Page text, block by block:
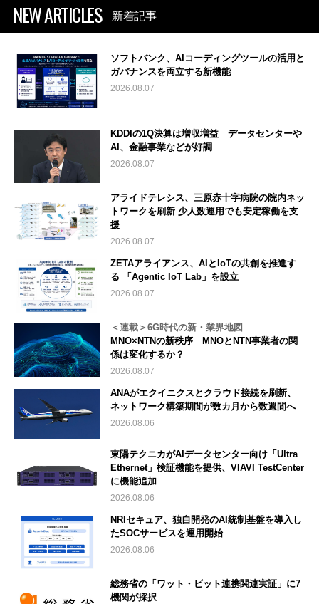
NEW ARTICLES 新着記事
ソフトバンク、AIコーディングツールの活用と
ガバナンスを両立する新機能
2026.08.07
KDDIの1Q決算は増収増益 データセンターや
AI、金融事業などが好調
2026.08.07
アライドテレシス、三原赤十字病院の院内ネッ
トワークを刷新 少人数運用でも安定稼働を支
援
2026.08.07
ZETAアライアンス、AIとIoTの共創を推進す
る 「Agentic IoT Lab」を設立
2026.08.07
＜連載＞6G時代の新・業界地図
MNO×NTNの新秩序 MNOとNTN事業者の関
係は変化するか？
2026.08.07
ANAがエクイニクスとクラウド接続を刷新、
ネットワーク構築期間が数カ月から数週間へ
2026.08.06
東陽テクニカがAIデータセンター向け「Ultra
Ethernet」検証機能を提供、VIAVI TestCenter
に機能追加
2026.08.06
NRIセキュア、独自開発のAI統制基盤を導入し
たSOCサービスを運用開始
2026.08.06
総務省の「ワット・ビット連携関連実証」に7
機関が採択